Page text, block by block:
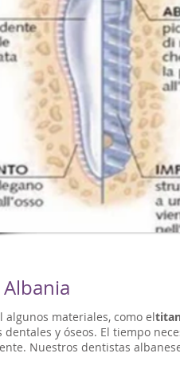
algunos materiales, como el
y óseos. El tiempo
Nuestros dentistas